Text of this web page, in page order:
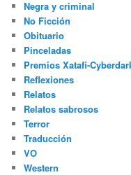
Negra y criminal
No Ficción
Obituario
Pinceladas
Premios Xatafi-
Reflexiones
Relatos
Relatos sabrosos
Terror
Traducción
VO
Western